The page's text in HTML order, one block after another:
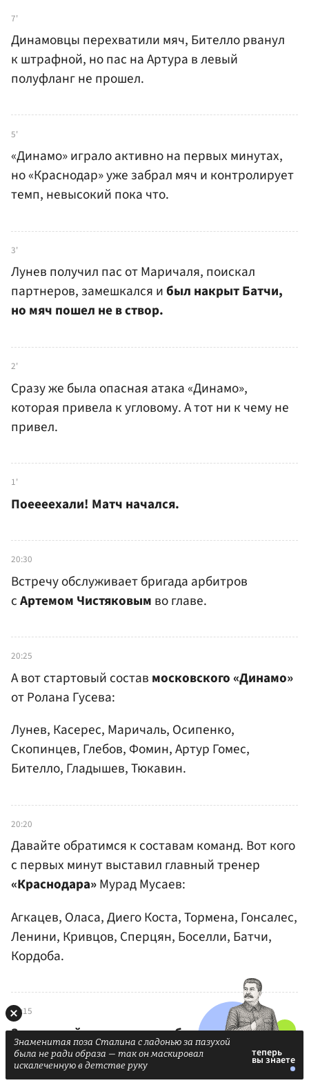
7'
Динамовцы перехватили мяч, Бителло рванул
к штрафной, но пас на Артура в левый
полуфланг не прошел.
5'
«Динамо» играло активно на первых минутах,
но «Краснодар» уже забрал мяч и контролирует
темп, невысокий пока что.
3'
Лунев получил пас от Маричаля, поискал
партнеров, замешкался ибыл накрыт Батчи,
но мяч пошел не в створ.
2'
Сразу же была опасная атака «Динамо»,
которая привела к угловому. А тот ни к чему не
привел.
1'
Поеееехали! Матч начался.
20:30
Встречу обслуживает бригада арбитров
сАртемом Чистяковым во главе.
20:25
А вот стартовый состав московского «Динамо»
от Ролана Гусева:
Лунев, Касерес, Маричаль, Осипенко,
Скопинцев, Глебов, Фомин, Артур Гомес,
Бителло, Гладышев, Тюкавин.
20:20
Давайте обратимся к составам команд. Вот кого
с первых минут выставил главный тренер
«Краснодара»Мурад Мусаев:
Агкацев, Оласа, Диего Коста, Тормена, Гонсалес,
Ленини, Кривцов, Сперцян, Боселли, Батчи,
Кордоба.
20:15
Здравствуйте, уважаемые болельщики!
В ответном матче финала Пути РПЛ Кубка
России «Краснодар» принимает московское
Знаменитая поза Сталина с ладонью за пазухой
была не ради образа — так он маскировал
искалеченную в детстве руку